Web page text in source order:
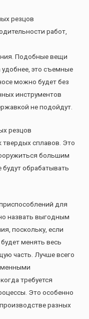
резцов
работ,
Подобные вещи
это съемные
можно будет без
инструментов
не подойдут.
резцов
твердых сплавов. Это
большим
обрабатывать
для
назвать выгодным
поскольку, если
менять весь
часть. Лучше всего
требуется
Это особенно
разных